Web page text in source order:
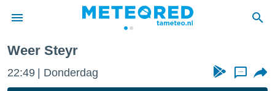
Weer Steyr
22:49 Donderdag ...